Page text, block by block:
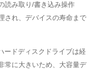
読み取り/書き込み操作
され、デバイスの寿命まで
ードディスクドライブは経
常に大きいため、大容量デ